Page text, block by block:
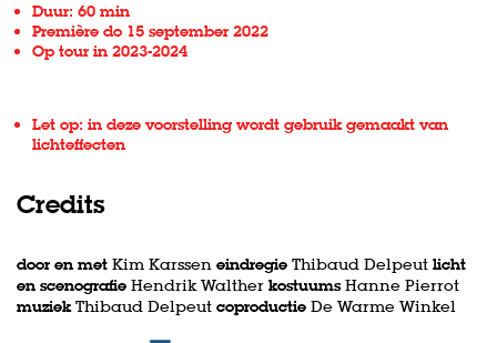
Duur: 60 min
Première do 15 september 2022
Op tour in 2023-2024
Let op: in deze voorstelling wordt gebruik gemaakt van
lichteffecten
Credits
door en met Kim Karssen eindregie Thibaud Delpeut licht
en scenografie Hendrik Walther kostuumsHanne Pierrot
muziekThibaud Delpeut coproductie De Warme Winkel